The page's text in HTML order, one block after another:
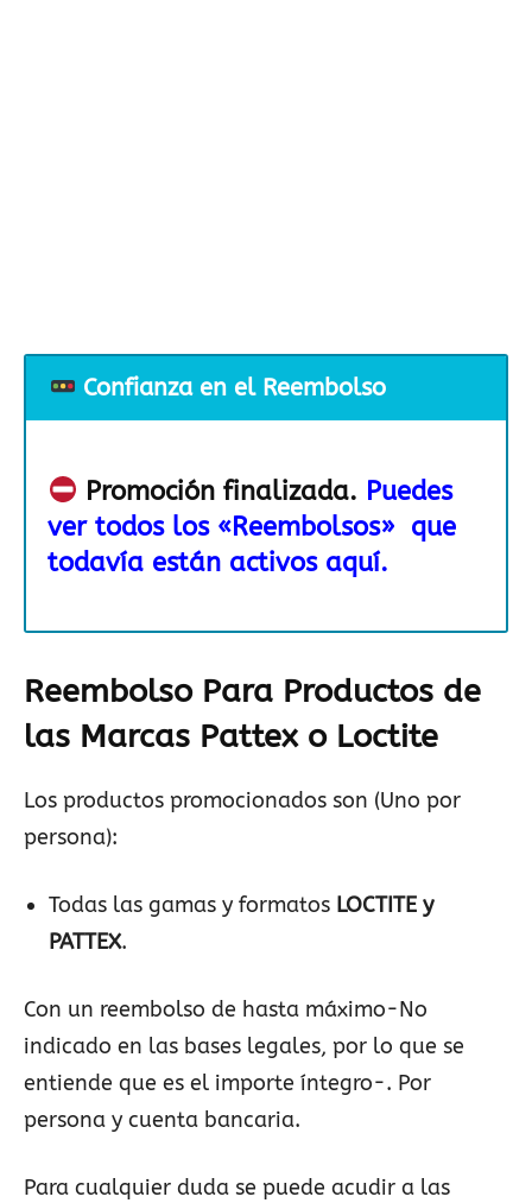
Confianza en el Reembolso
Promoción finalizada. Puedes
ver todos los «Reembolsos» que
todavía están activos aquí.
Reembolso Para Productos de
las Marcas Pattex o Loctite
Los productos promocionados son (Uno por
persona):
Todas las gamas y formatos LOCTITE y
PATTEX.
Con un reembolso de hasta máximo-No
indicado en las bases legales, por lo que se
entiende que es el importe íntegro-. Por
persona y cuenta bancaria.
Para cualquier duda se puede acudir a las